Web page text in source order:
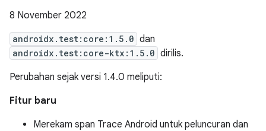
8 November 2022
androidx.test:core:1.5.0 dan
androidx.test:core-ktx:1.5.0 dirilis.
Perubahan sejak versi 1.4.0 meliputi:
Fitur baru
Merekam span Trace Android untuk peluncuran dan